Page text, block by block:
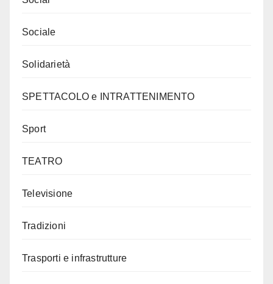
Sociale
Solidarietà
SPETTACOLO e INTRATTENIMENTO
Sport
TEATRO
Televisione
Tradizioni
Trasporti e infrastrutture